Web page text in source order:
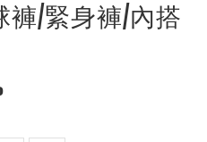
褲/緊身褲/內搭